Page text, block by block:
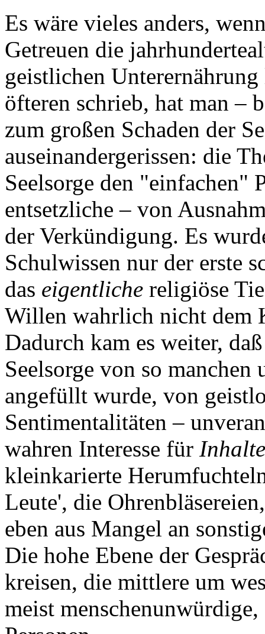
Es wäre vieles anders,
Getreuen die
geistlichen
öfteren schrieb, hat man –
zum großen Schaden der
auseinandergerissen: die
Seelsorge den "einfachen"
entsetzliche – von
der Verkündigung. Es
Schulwissen nur der erste
das eigentliche religiöse
Willen wahrlich nicht dem
Dadurch kam es weiter,
Seelsorge von so
angefüllt wurde, von
Sentimentalitäten –
wahren Interesse für Inhalte
kleinkarierte
Leute', die
eben aus Mangel an
Die hohe Ebene der
kreisen, die mittlere um
meist